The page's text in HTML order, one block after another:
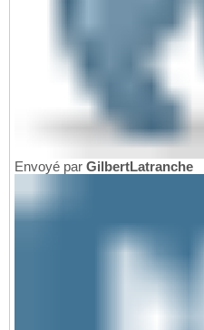
Envoyé par GilbertLatranche